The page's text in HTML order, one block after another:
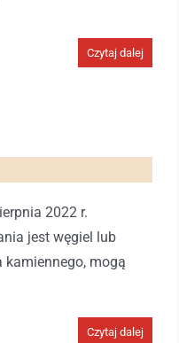
Czytaj dalej
2022 r.
jest węgiel lub
kamiennego, mogą
Czytaj dalej